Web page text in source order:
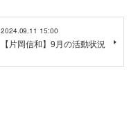
2024.09.11 15:00
【片岡信和】9月の活動状況